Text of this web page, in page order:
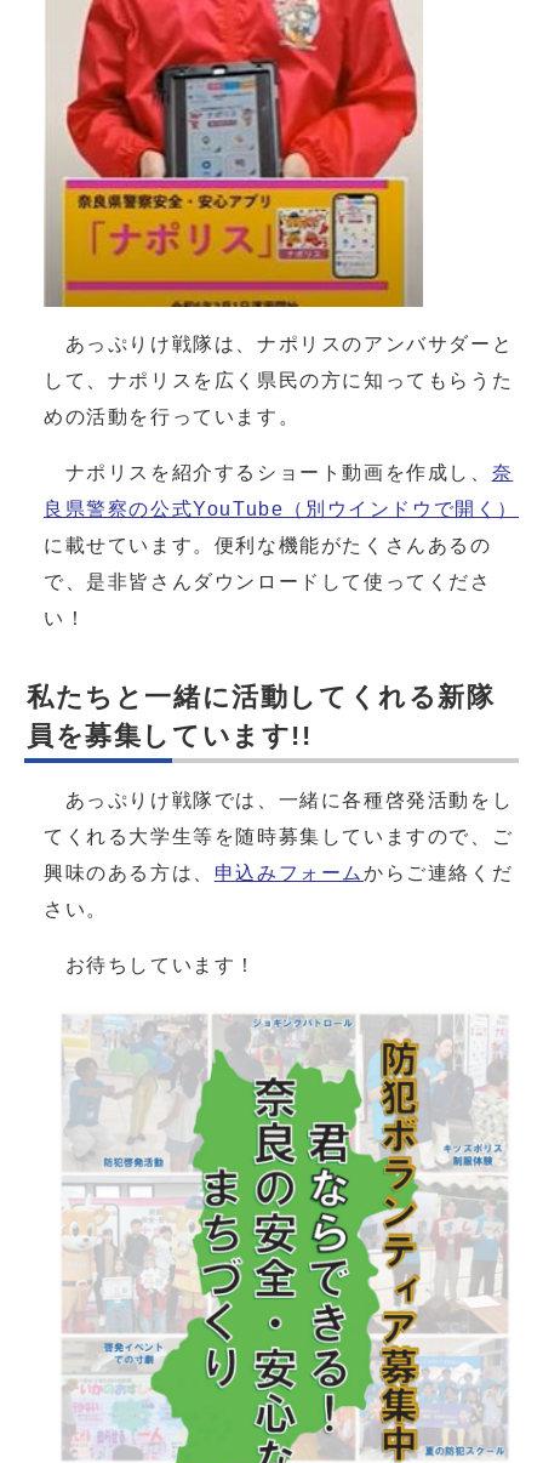
あっぷりけ戦隊は、ナポリスのアンバサダーと
して、ナポリスを広く県民の方に知ってもらうた
めの活動を行っています。
ナポリスを紹介するショート動画を作成し、 奈
良県警察の公式YouTube （別ウインドウで開く）
に載せています。便利な機能がたくさんあるの
で、是非皆さんダウンロードして使ってくださ
い！
私たちと一緒に活動してくれる新隊
員を募集しています!!
あっぷりけ戦隊では、一緒に各種啓発活動をし
てくれる大学生等を随時募集していますので、ご
興味のある方は、 申込みフォームからご連絡くだ
さい。
お待ちしています！